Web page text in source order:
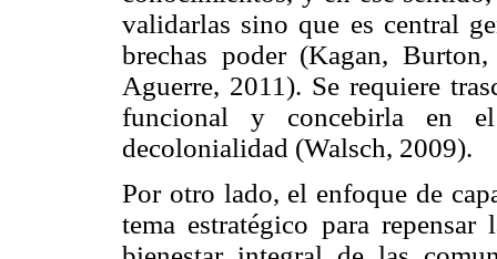
validarlas sino que es central
brechas poder (Kagan,
Aguerre, 2011). Se requiere
funcional y concebirla en
decolonialidad (Walsch, 2009).
Por otro lado, el enfoque de
tema estratégico para